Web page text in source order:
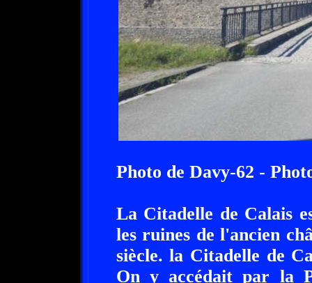
Photo de Davy-62 -
La Citadelle de Calais
les ruines de l'ancien
siècle. la Citadelle de
On y accédait par la